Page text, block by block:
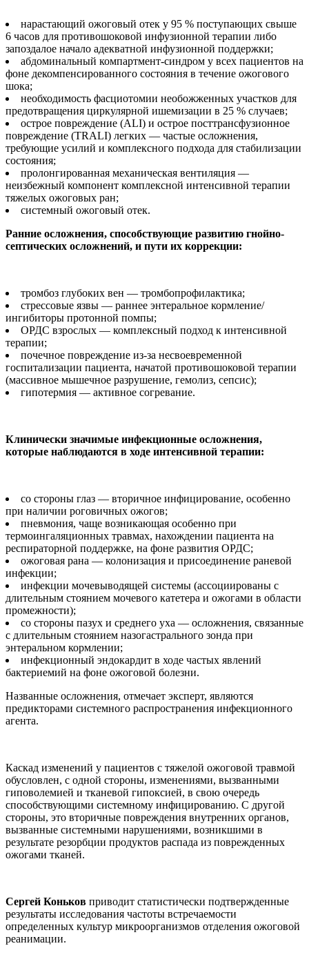
нарастающий ожоговый отек у 95 % поступающих свыше
6 часов для противошоковой инфузионной терапии либо
запоздалое начало адекватной инфузионной поддержки;
абдоминальный компартмент-синдром у всех пациентов на
фоне декомпенсированного состояния в течение ожогового
шока;
необходимость фасциотомии необожженных участков для
предотвращения циркулярной ишемизации в 25 % случаев;
острое повреждение (ALI) и острое поcттрансфузионное
повреждение (TRALI) легких — частые осложнения,
требующие усилий и комплексного подхода для стабилизации
состояния;
пролонгированная механическая вентиляция —
неизбежный компонент комплексной интенсивной терапии
тяжелых ожоговых ран;
системный ожоговый отек.
Ранние осложнения, способствующие развитию гнойно-
септических осложнений, и пути их коррекции:
тромбоз глубоких вен — тромбопрофилактика;
стрессовые язвы — раннее энтеральное кормление/
ингибиторы протонной помпы;
ОРДС взрослых — комплексный подход к интенсивной
терапии;
почечное повреждение из-за несвоевременной
госпитализации пациента, начатой противошоковой терапии
(массивное мышечное разрушение, гемолиз, сепсис);
гипотермия — активное согревание.
Клинически значимые инфекционные осложнения,
которые наблюдаются в ходе интенсивной терапии:
со стороны глаз — вторичное инфицирование, особенно
при наличии роговичных ожогов;
пневмония, чаще возникающая особенно при
термоингаляционных травмах, нахождении пациента на
респираторной поддержке, на фоне развития ОРДС;
ожоговая рана — колонизация и присоединение раневой
инфекции;
инфекции мочевыводящей системы (ассоциированы с
длительным стоянием мочевого катетера и ожогами в области
промежности);
со стороны пазух и среднего уха — осложнения, связанные
с длительным стоянием назогастрального зонда при
энтеральном кормлении;
инфекционный эндокардит в ходе частых явлений
бактериемий на фоне ожоговой болезни.
Названные осложнения, отмечает эксперт, являются
предикторами системного распространения инфекционного
агента.
Каскад изменений у пациентов с тяжелой ожоговой травмой
обусловлен, с одной стороны, изменениями, вызванными
гиповолемией и тканевой гипоксией, в свою очередь
способствующими системному инфицированию. С другой
стороны, это вторичные повреждения внутренних органов,
вызванные системными нарушениями, возникшими в
результате резорбции продуктов распада из поврежденных
ожогами тканей.
Сергей Коньков приводит статистически подтвержденные
результаты исследования частоты встречаемости
определенных культур микроорганизмов отделения ожоговой
реанимации.